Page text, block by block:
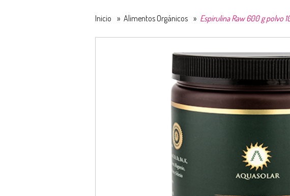
Inicio » Alimentos Orgánicos » Espirulina Raw 600 g polvo